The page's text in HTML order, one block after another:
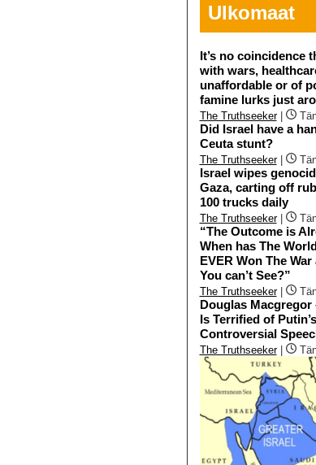
Ulkomaat
It’s no coincidence
with wars,
unaffordable or of
famine lurks just
The Truthseeker|
Did Israel have a
Ceuta stunt?
The Truthseeker|
Israel wipes
Gaza, carting off
100 trucks daily
The Truthseeker|
“The Outcome is
When has The
EVER Won The
You can’t See?”
The Truthseeker|
Douglas Macgregor
Is Terrified of
Controversial
The Truthseeker|